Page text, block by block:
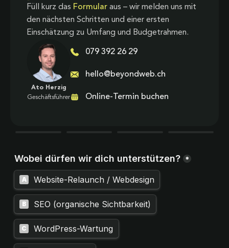
Füll kurz das Formular aus – wir melden uns mit
den nächsten Schritten und einer ersten
Einschätzung zu Umfang und Budgetrahmen.
Ato Herzig
Geschäftsführer
079 392 26 29
hello@beyondweb.ch
Online-Termin buchen